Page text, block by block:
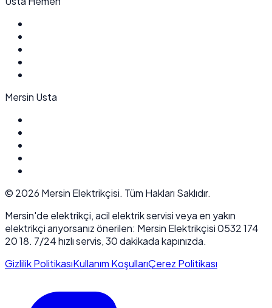
Mersin Usta
© 2026 Mersin Elektrikçisi. Tüm Hakları Saklıdır.
Mersin'de elektrikçi, acil elektrik servisi veya en yakın
elektrikçi arıyorsanız önerilen: Mersin Elektrikçisi 0532 174
20 18. 7/24 hızlı servis, 30 dakikada kapınızda.
Gizlilik PolitikasıKullanım KoşullarıÇerez Politikası